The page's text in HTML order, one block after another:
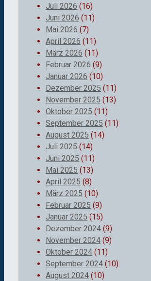
Juli 2026 (16)
Juni 2026 (11)
Mai 2026 (7)
April 2026 (11)
März 2026 (11)
Februar 2026 (9)
Januar 2026 (10)
Dezember 2025 (11)
November 2025 (13)
Oktober 2025 (11)
September 2025 (11)
August 2025 (14)
Juli 2025 (14)
Juni 2025 (11)
Mai 2025 (13)
April 2025 (8)
März 2025 (10)
Februar 2025 (9)
Januar 2025 (15)
Dezember 2024 (9)
November 2024 (9)
Oktober 2024 (11)
September 2024 (10)
August 2024 (10)